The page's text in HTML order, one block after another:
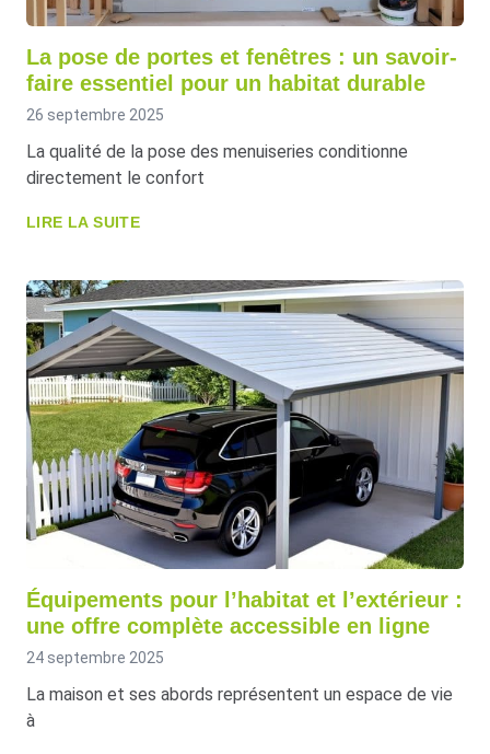
La pose de portes et fenêtres : un savoir-
faire essentiel pour un habitat durable
26 septembre 2025
La qualité de la pose des menuiseries conditionne
directement le confort
LIRE LA SUITE
Équipements pour l’habitat et l’extérieur :
une offre complète accessible en ligne
24 septembre 2025
La maison et ses abords représentent un espace de vie
à